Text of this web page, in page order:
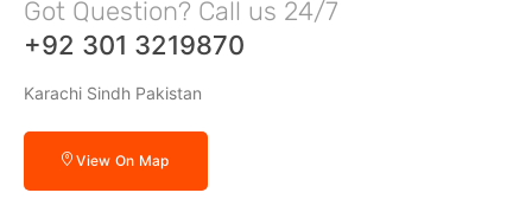
Got Question? Call us 24/7
+92 301 3219870
Karachi Sindh Pakistan
View On Map